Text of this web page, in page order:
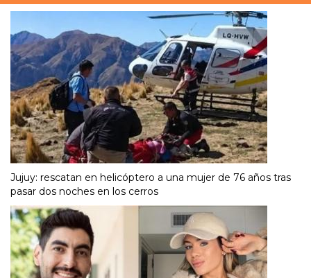
Jujuy: rescatan en helicóptero a una mujer de 76 años tras
pasar dos noches en los cerros